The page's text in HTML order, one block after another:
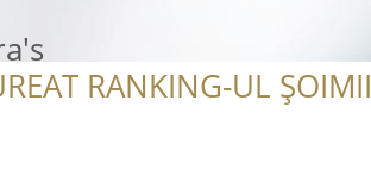
RANKING-UL ȘOIMII